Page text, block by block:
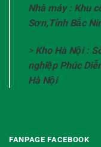
Nhà máy : Khu
Sơn,Tỉnh Bắc
> Kho Hà Nội :
nghiệp Phúc
Hà Nội
FANPAGE FACEBOOK